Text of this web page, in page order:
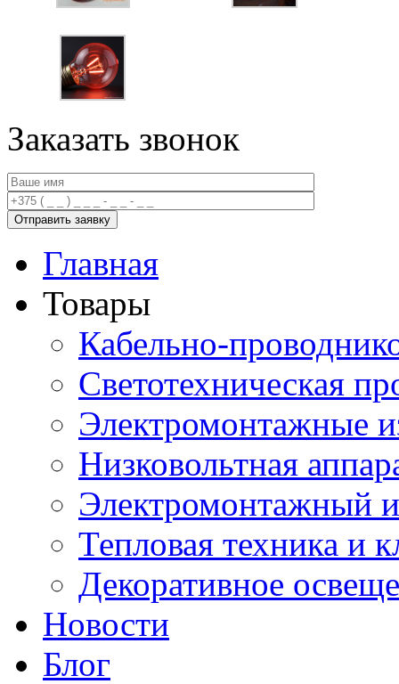
Заказать звонок
Главная
Товары
Кабельно-
Светотехническая
Электромонтажные
Низковольтная
Электромонтажный
Тепловая техника и
Декоративное
Новости
Блог